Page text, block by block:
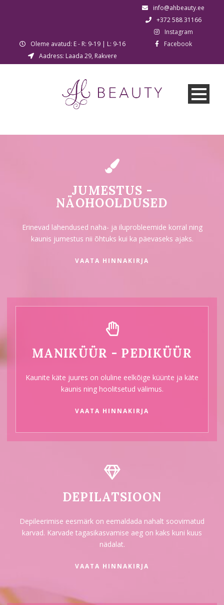
Oleme avatud: E - R: 9-19 | L: 9-16
Aadress: Laada 29, Rakvere
info@ahbeauty.ee
+372 588 31166
Instagram
Facebook
JUMESTUS -
NÄOHOOLDUSED
Erinevad lahendused naha- ja iluprobleemide korral ning
kaunis jumestus nii õhtuks kui ka päevaseks ajaks.
VAATA HINNAKIRJA
MANIKÜÜR - PEDIKÜÜR
Kaunite käte juures on oluline eelkõige küünte ja käte
kaunis ning hoolitsetud välimus.
VAATA HINNAKIRJA
DEPILATSIOON
Depileerimise eesmärk on eemaldada nahalt soovimatud
karvad. Karvade tagasikasvamise aeg on kaks kuni kuus
nädalat.
VAATA HINNAKIRJA